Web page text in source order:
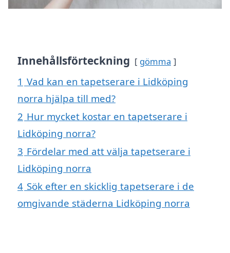
Innehållsförteckning gömma
1 Vad kan en tapetserare i Lidköping
norra hjälpa till med?
2 Hur mycket kostar en tapetserare i
Lidköping norra?
3 Fördelar med att välja tapetserare i
Lidköping norra
4 Sök efter en skicklig tapetserare i de
omgivande städerna Lidköping norra